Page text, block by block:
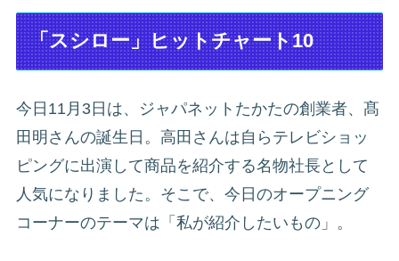
「スシロー」ヒットチャート10
今日11月3日は、ジャパネットたかたの創業者、髙
田明さんの誕生日。高田さんは自らテレビショッ
ピングに出演して商品を紹介する名物社長として
人気になりました。そこで、今日のオープニング
コーナーのテーマは「私が紹介したいもの」。